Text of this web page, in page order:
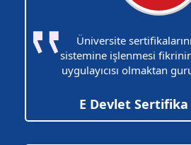
Üniversite
sistemine işlenmesi
uygulayıcısı olmaktan
E Devlet